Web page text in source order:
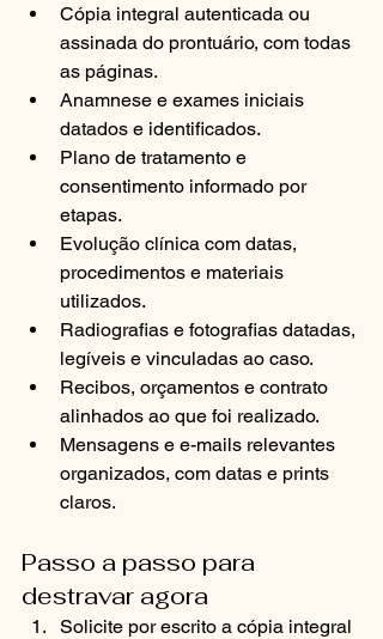
Cópia integral autenticada ou
assinada do prontuário, com todas
as páginas.
Anamnese e exames iniciais
datados e identificados.
Plano de tratamento e
consentimento informado por
etapas.
Evolução clínica com datas,
procedimentos e materiais
utilizados.
Radiografias e fotografias datadas,
legíveis e vinculadas ao caso.
Recibos, orçamentos e contrato
alinhados ao que foi realizado.
Mensagens e e-mails relevantes
organizados, com datas e prints
claros.
Passo a passo para
destravar agora
Solicite por escrito a cópia integral